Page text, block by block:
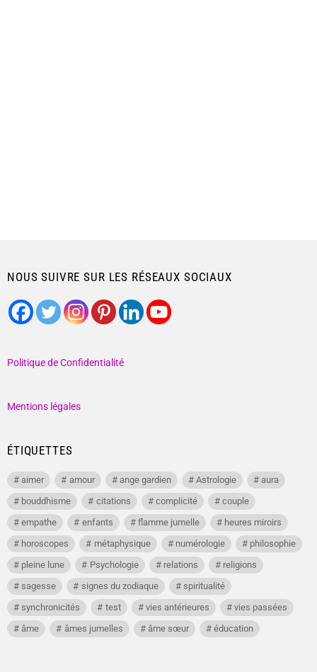
NOUS SUIVRE SUR LES RÉSEAUX SOCIAUX
Politique de Confidentialité
Mentions légales
ÉTIQUETTES
aimer amour ange gardien Astrologie
aura
bouddhisme
citations complicité
couple
empathe
enfants flamme jumelle
heures miroirs
horoscopes
métaphysique numérologie
philosophie
pleine lune
Psychologie relations
religions
sagesse
signes du zodiaque
spiritualité
synchronicités
test vies antérieures
vies passées
âme
âmes jumelles âme sœur éducation